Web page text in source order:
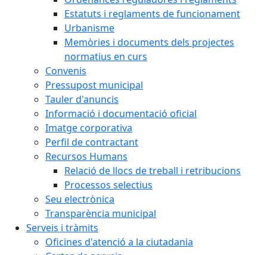
Estatuts i reglaments de funcionament
Urbanisme
Memòries i documents dels projectes
normatius en curs
Convenis
Pressupost municipal
Tauler d'anuncis
Informació i documentació oficial
Imatge corporativa
Perfil de contractant
Recursos Humans
Relació de llocs de treball i retribucions
Processos selectius
Seu electrònica
Transparència municipal
Serveis i tràmits
Oficines d'atenció a la ciutadania